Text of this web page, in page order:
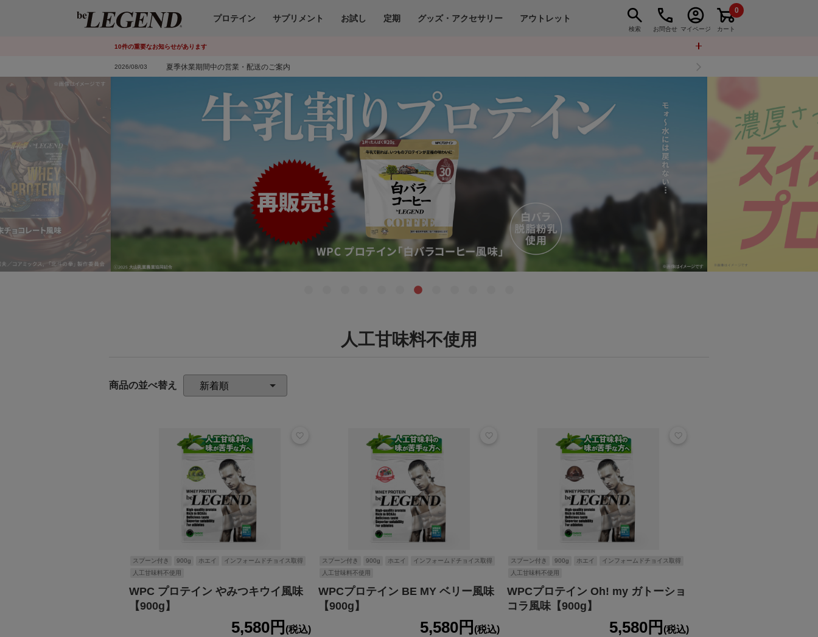
プロテイン サプリメント お試し 定期 グッズ・アクセサリー アウトレット
検索 お問合せ マイページ カート
0
10件の重要なお知らせがあります
2026/08/03 夏季休業期間中の営業・配送のご案内
人工甘味料不使用
商品の並べ替え
スプーン付き 900g ホエイ
インフォームドチョイス取得
人工甘味料不使用
WPC プロテイン やみつキウイ風味
【900g】
5,580円 (税込)
スプーン付き 900g ホエイ
インフォームドチョイス取得
人工甘味料不使用
WPCプロテイン BE MY ベリー風味
【900g】
5,580円(税込)
スプーン付き 900g ホエイ
インフォームドチョイス取得
人工甘味料不使用
WPCプロテイン Oh! my ガトーショ
コラ風味【900g】
5,580円 (税込)